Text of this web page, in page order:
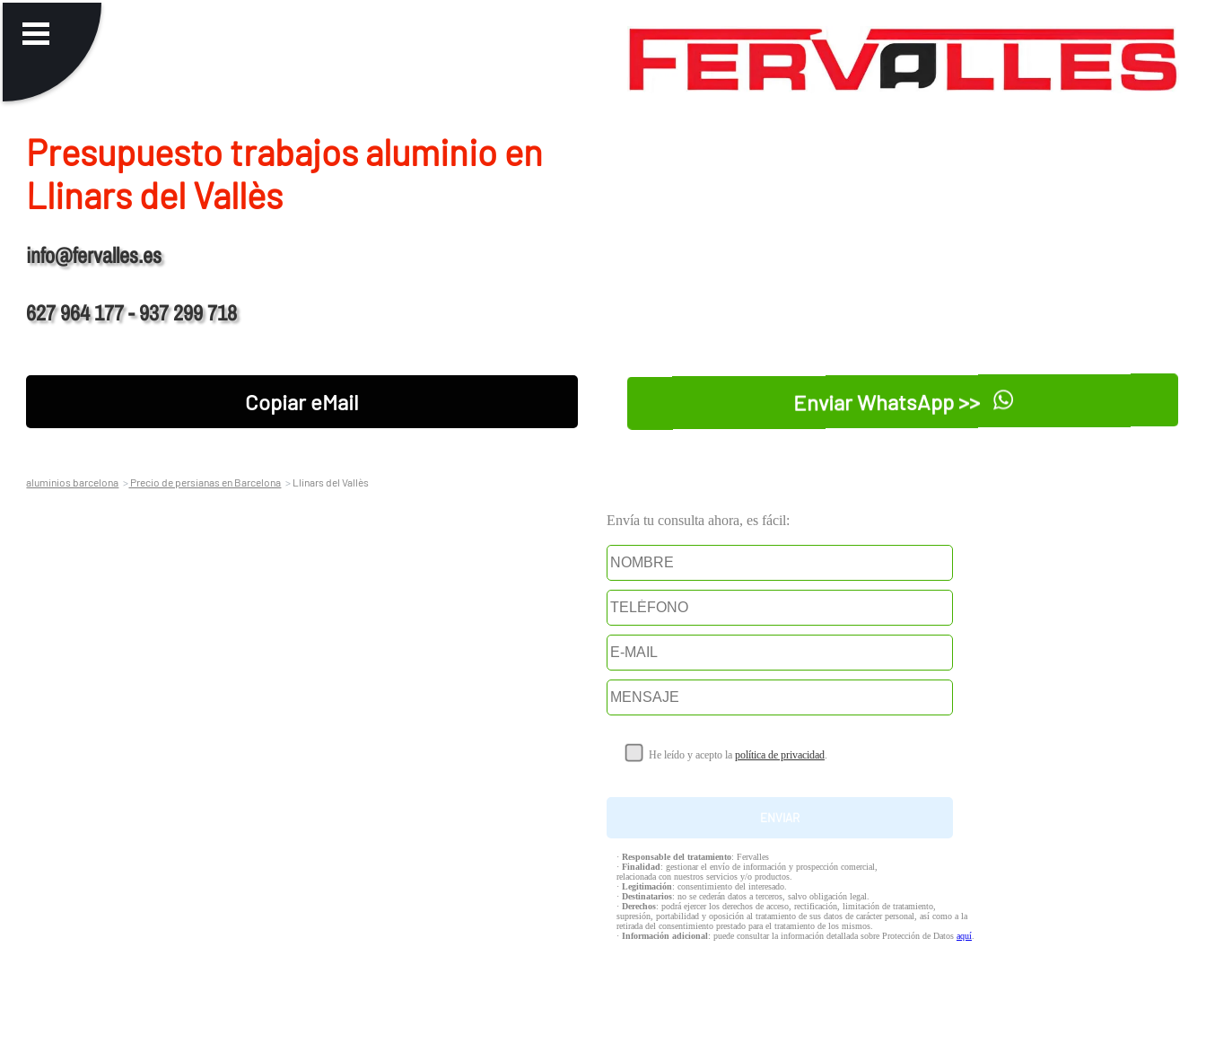
Presupuesto trabajos aluminio en
Llinars del Vallès
info@fervalles.es
627 964 177 - 937 299 718
Copiar eMail Enviar WhatsApp >>
aluminios barcelona Precio de persianas en Barcelona Llinars del Vallès
Envía tu consulta ahora, es fácil:
He leído y acepto la política de privacidad.
· Responsable del tratamiento: Fervalles
· Finalidad: gestionar el envío de información y prospección comercial,
relacionada con nuestros servicios y/o productos.
· Legitimación: consentimiento del interesado.
· Destinatarios: no se cederán datos a terceros, salvo obligación legal.
· Derechos: podrá ejercer los derechos de acceso, rectificación, limitación de tratamiento,
supresión, portabilidad y oposición al tratamiento de sus datos de carácter personal, así como a la
retirada del consentimiento prestado para el tratamiento de los mismos.
· Información adicional: puede consultar la información detallada sobre Protección de Datos aquí.